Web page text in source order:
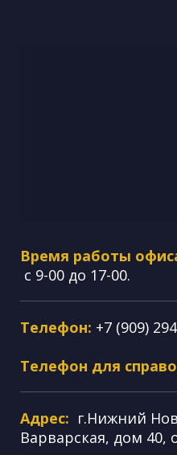
Время работы
с 9-00 до 17-00.
Телефон: +7 (909)
Телефон для
Адрес: г.Нижний
Варварская, дом 40,